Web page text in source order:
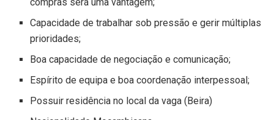
Capacidade de trabalhar sob pressão e gerir múltiplas
prioridades;
Boa capacidade de negociação e comunicação;
Espírito de equipa e boa coordenação interpessoal;
Possuir residência no local da vaga (Beira)